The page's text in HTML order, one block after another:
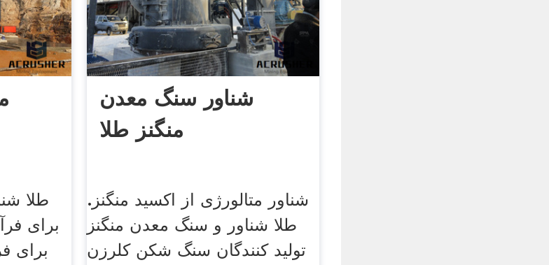
طلا
برای
برای
شناور سنگ معدن
منگنز طلا
شناور متالورژی از اکسید منگنز.
طلا شناور و سنگ معدن منگنز
تولید کنندگان سنگ شکن کلرزن